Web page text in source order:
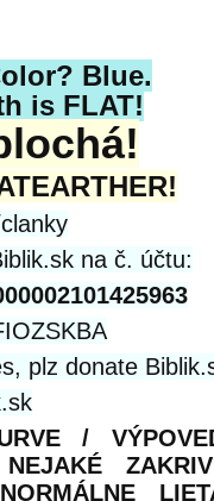
Blue.
is FLAT!
na č. účtu:
plz donate
/